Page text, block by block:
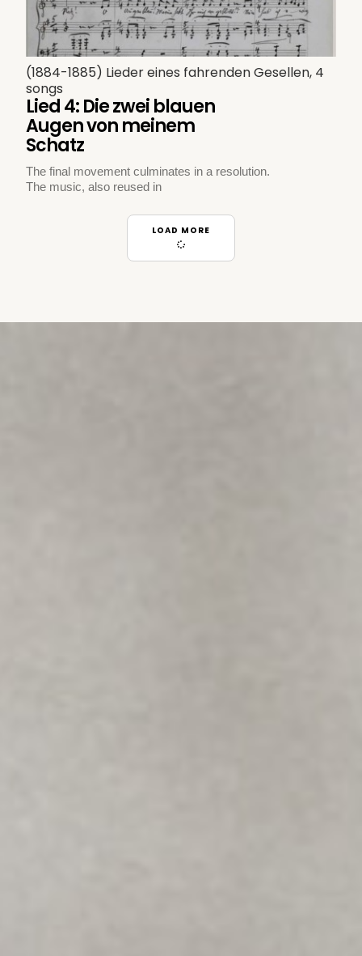
(1884-1885) Lieder eines fahrenden Gesellen, 4
songs
Lied 4: Die zwei blauen
Augen von meinem
Schatz
The final movement culminates in a resolution.
The music, also reused in
LOAD MORE